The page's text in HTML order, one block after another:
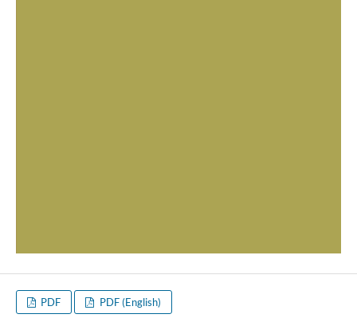
PDF PDF (English)